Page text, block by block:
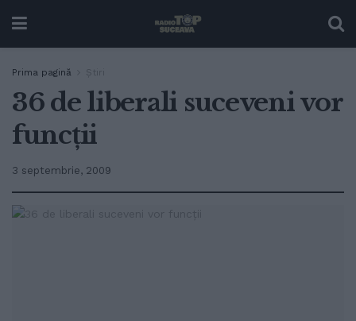
Prima pagină Ştiri
36 de liberali suceveni vor
funcţii
3 septembrie, 2009